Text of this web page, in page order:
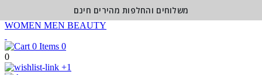
WOMEN MEN BEAUTY
0
0
+1
משלוחים והחלפות מהירים חינם